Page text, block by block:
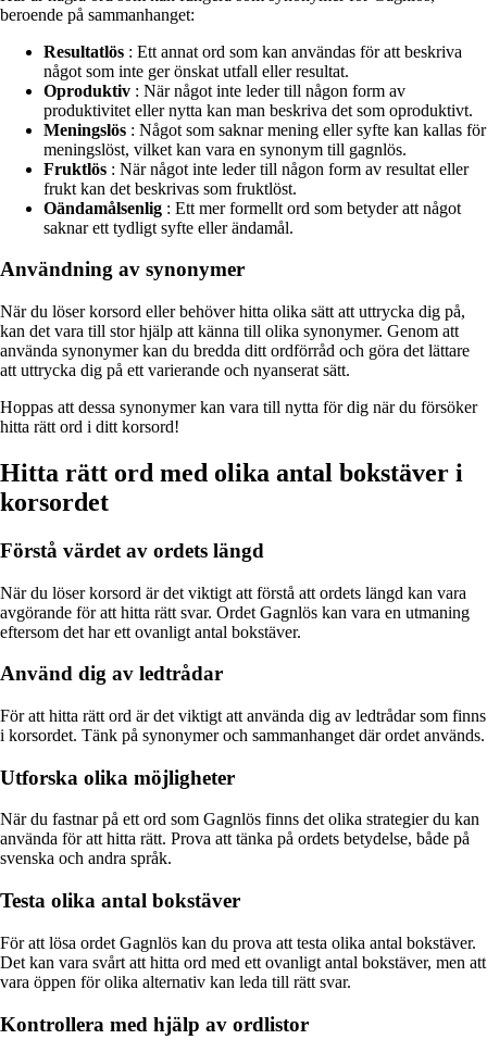
beroende på sammanhanget:
Resultatlös : Ett annat ord som kan användas för att beskriva
något som inte ger önskat utfall eller resultat.
Oproduktiv : När något inte leder till någon form av
produktivitet eller nytta kan man beskriva det som oproduktivt.
Meningslös : Något som saknar mening eller syfte kan kallas för
meningslöst, vilket kan vara en synonym till gagnlös.
Fruktlös : När något inte leder till någon form av resultat eller
frukt kan det beskrivas som fruktlöst.
Oändamålsenlig : Ett mer formellt ord som betyder att något
saknar ett tydligt syfte eller ändamål.
Användning av synonymer
När du löser korsord eller behöver hitta olika sätt att uttrycka dig på,
kan det vara till stor hjälp att känna till olika synonymer. Genom att
använda synonymer kan du bredda ditt ordförråd och göra det lättare
att uttrycka dig på ett varierande och nyanserat sätt.
Hoppas att dessa synonymer kan vara till nytta för dig när du försöker
hitta rätt ord i ditt korsord!
Hitta rätt ord med olika antal bokstäver i
korsordet
Förstå värdet av ordets längd
När du löser korsord är det viktigt att förstå att ordets längd kan vara
avgörande för att hitta rätt svar. Ordet Gagnlös kan vara en utmaning
eftersom det har ett ovanligt antal bokstäver.
Använd dig av ledtrådar
För att hitta rätt ord är det viktigt att använda dig av ledtrådar som finns
i korsordet. Tänk på synonymer och sammanhanget där ordet används.
Utforska olika möjligheter
När du fastnar på ett ord som Gagnlös finns det olika strategier du kan
använda för att hitta rätt. Prova att tänka på ordets betydelse, både på
svenska och andra språk.
Testa olika antal bokstäver
För att lösa ordet Gagnlös kan du prova att testa olika antal bokstäver.
Det kan vara svårt att hitta ord med ett ovanligt antal bokstäver, men att
vara öppen för olika alternativ kan leda till rätt svar.
Kontrollera med hjälp av ordlistor